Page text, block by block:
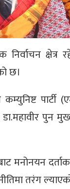
क्षेत्र
छ।
पार्टी
पुन
मनोनयन
तरंग